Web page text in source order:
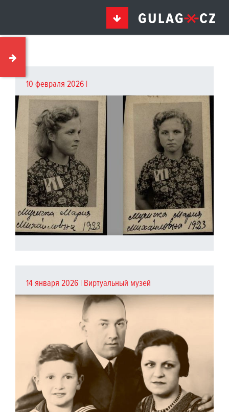
10 февраля 2026 |
14 января 2026 | Виртуальный музей